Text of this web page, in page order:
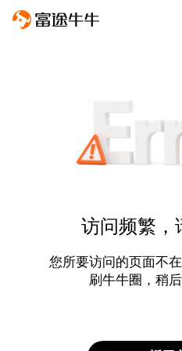
访问频繁，
您所要访问的页面不
刷牛牛圈，稍